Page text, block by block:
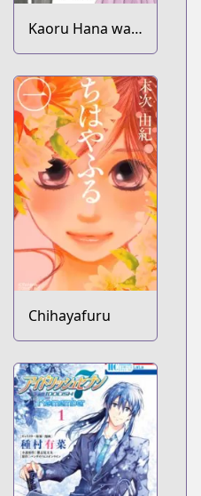
Kaoru Hana wa
Rin to Saku
Chihayafuru